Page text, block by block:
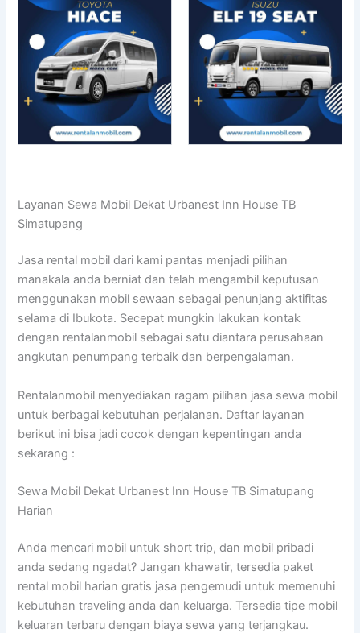
Layanan Sewa Mobil Dekat Urbanest Inn House TB
Simatupang
Jasa rental mobil dari kami pantas menjadi pilihan
manakala anda berniat dan telah mengambil keputusan
menggunakan mobil sewaan sebagai penunjang aktifitas
selama di Ibukota. Secepat mungkin lakukan kontak
dengan rentalanmobil sebagai satu diantara perusahaan
angkutan penumpang terbaik dan berpengalaman.
Rentalanmobil menyediakan ragam pilihan jasa sewa mobil
untuk berbagai kebutuhan perjalanan. Daftar layanan
berikut ini bisa jadi cocok dengan kepentingan anda
sekarang :
Sewa Mobil Dekat Urbanest Inn House TB Simatupang
Harian
Anda mencari mobil untuk short trip, dan mobil pribadi
anda sedang ngadat? Jangan khawatir, tersedia paket
rental mobil harian gratis jasa pengemudi untuk memenuhi
kebutuhan traveling anda dan keluarga. Tersedia tipe mobil
keluaran terbaru dengan biaya sewa yang terjangkau.